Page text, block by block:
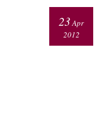
23Apr
2012